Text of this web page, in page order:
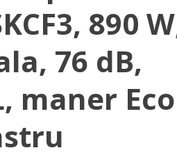
890
76 dB,
maner Eco